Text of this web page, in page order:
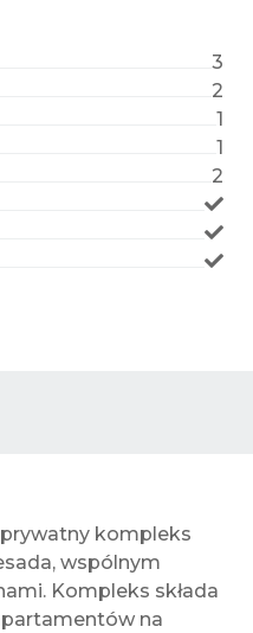
3
2
1
1
2
kompleks
wspólnym
Kompleks składa
na